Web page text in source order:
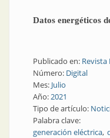
Datos energéticos
Publicado en: Revista
Número: Digital
Mes: Julio
Año:2021
Tipo de artículo:
Palabra clave:
generación eléctrica